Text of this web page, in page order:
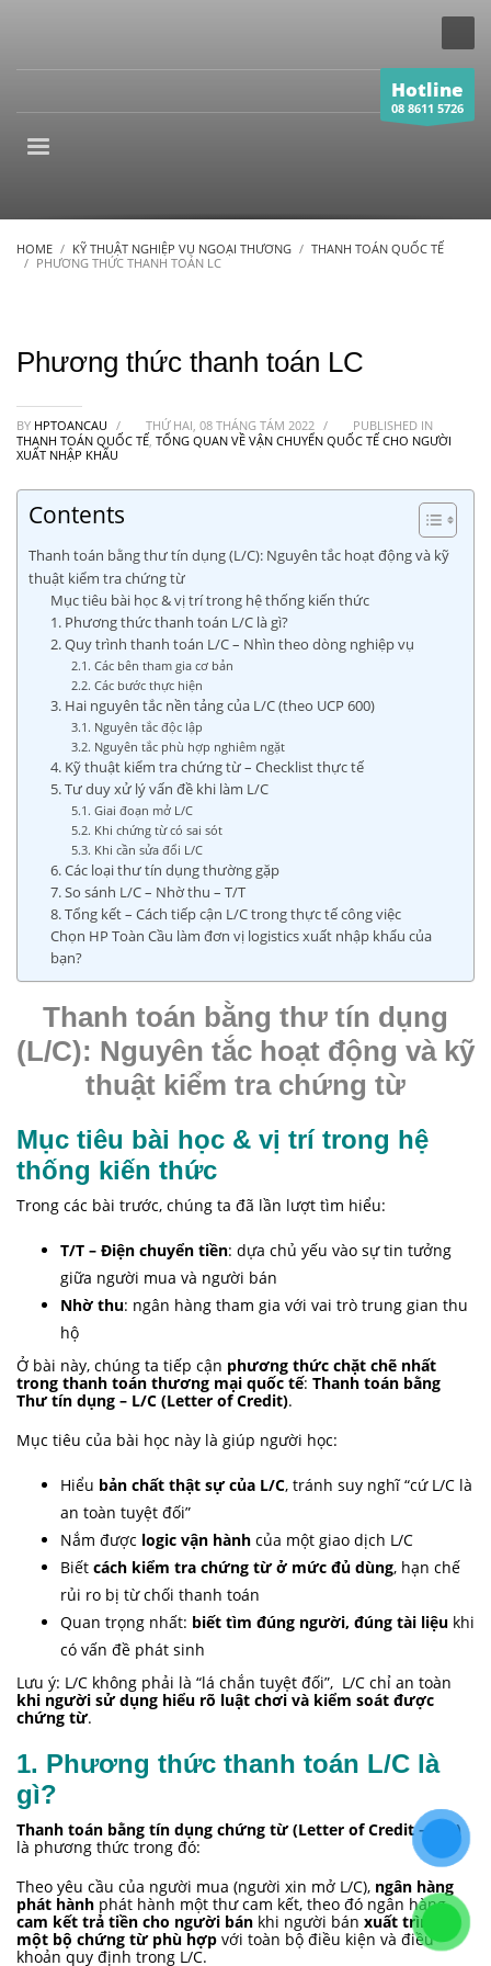
Hotline
08 8611 5726
HOME KỸ THUẬT NGHIỆP VỤ NGOẠI THƯƠNG
THANH TOÁN QUỐC TẾ
PHƯƠNG THỨC THANH TOÁN LC
Phương thức thanh toán LC
BY HPTOANCAU / THỨ HAI, 08 THÁNG TÁM 2022 /
PUBLISHED IN
THANH TOÁN QUỐC TẾ, TỔNG QUAN VỀ VẬN CHUYỂN QUỐC TẾ CHO NGƯỜI
XUẤT NHẬP KHẨU
Contents
Thanh toán bằng thư tín dụng (L/C): Nguyên tắc hoạt động và kỹ
thuật kiểm tra chứng từ
Mục tiêu bài học & vị trí trong hệ thống kiến thức
1. Phương thức thanh toán L/C là gì?
2. Quy trình thanh toán L/C – Nhìn theo dòng nghiệp vụ
2.1. Các bên tham gia cơ bản
2.2. Các bước thực hiện
3. Hai nguyên tắc nền tảng của L/C (theo UCP 600)
3.1. Nguyên tắc độc lập
3.2. Nguyên tắc phù hợp nghiêm ngặt
4. Kỹ thuật kiểm tra chứng từ – Checklist thực tế
5. Tư duy xử lý vấn đề khi làm L/C
5.1. Giai đoạn mở L/C
5.2. Khi chứng từ có sai sót
5.3. Khi cần sửa đổi L/C
6. Các loại thư tín dụng thường gặp
7. So sánh L/C – Nhờ thu – T/T
8. Tổng kết – Cách tiếp cận L/C trong thực tế công việc
Chọn HP Toàn Cầu làm đơn vị logistics xuất nhập khẩu của
bạn?
Thanh toán bằng thư tín dụng (L/C):
Nguyên tắc hoạt động và kỹ thuật
kiểm tra chứng từ
Mục tiêu bài học & vị trí trong hệ
thống kiến thức
Trong các bài trước, chúng ta đã lần lượt tìm hiểu:
T/T – Điện chuyển tiền: dựa chủ yếu vào sự tin tưởng
giữa người mua và người bán
Nhờ thu: ngân hàng tham gia với vai trò trung gian thu
hộ
Ở bài này, chúng ta tiếp cận phương thức chặt chẽ nhất
trong thanh toán thương mại quốc tế: Thanh toán bằng
Thư tín dụng – L/C (Letter of Credit).
Mục tiêu của bài học này là giúp người học:
Hiểu bản chất thật sự của L/C, tránh suy nghĩ “cứ L/C là
an toàn tuyệt đối”
Nắm được logic vận hành của một giao dịch L/C
Biết cách kiểm tra chứng từ ở mức đủ dùng, hạn chế
rủi ro bị từ chối thanh toán
Quan trọng nhất: biết tìm đúng người, đúng tài liệu khi
có vấn đề phát sinh
Lưu ý: L/C không phải là “lá chắn tuyệt đối”, L/C chỉ an toàn
khi người sử dụng hiểu rõ luật chơi và kiểm soát được
chứng từ.
1. Phương thức thanh toán L/C là gì?
Thanh toán bằng tín dụng chứng từ (Letter of Credit – L/C)
Theo yêu cầu của người mua (người xin mở L/C),
ngân hàng
phát hành một thư cam kết, theo đó ngân hàng
cam kết trả tiền cho người bánkhi người bánxuất trình
một bộ chứng từ phù hợpvới toàn bộ điều kiện và điều
khoản quy định trong L/C.